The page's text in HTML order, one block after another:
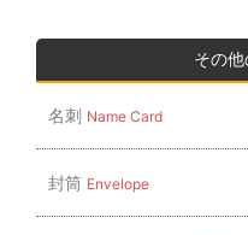
シ
ョ
ン
その
名刺 Name Card
封筒 Envelope